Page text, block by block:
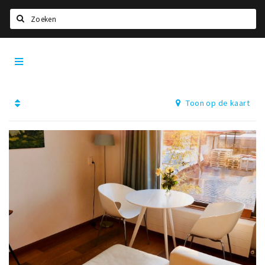
Home
Bioscoopagenda
Nieuws
Leuke tips & trends
Slapen
Toon op de kaart